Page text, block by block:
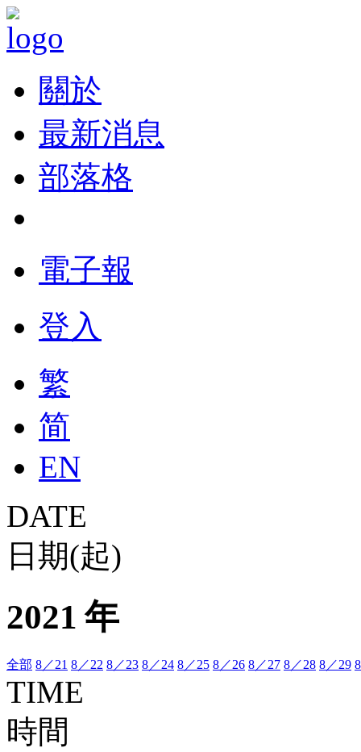
關於
最新消息
部落格
電子報
登入
繁
简
EN
DATE
日期(起)
2021 年
全部 8／21 8／22 8／23 8／24 8／25 8／26 8／27 8／28 8／29
TIME
時間